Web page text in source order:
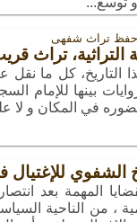
تراث شفهی
التراثية، تراث
التاريخ، كل ما نقل
بينها للإمام
في المكان و لا
الشفوي للإغتيال
المهمة بعد
، من الناحية